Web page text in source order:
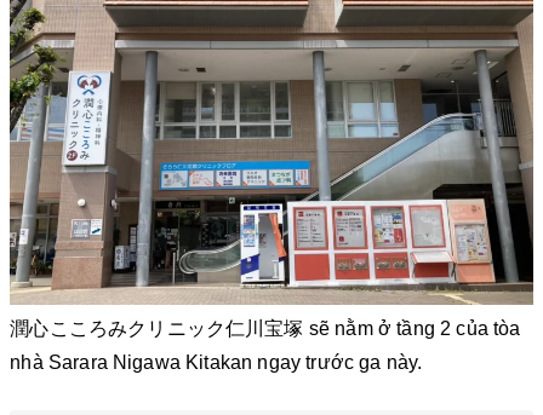
潤心こころみクリニック仁川宝塚 sẽ nằm ở tầng 2 của tòa
nhà Sarara Nigawa Kitakan ngay trước ga này.